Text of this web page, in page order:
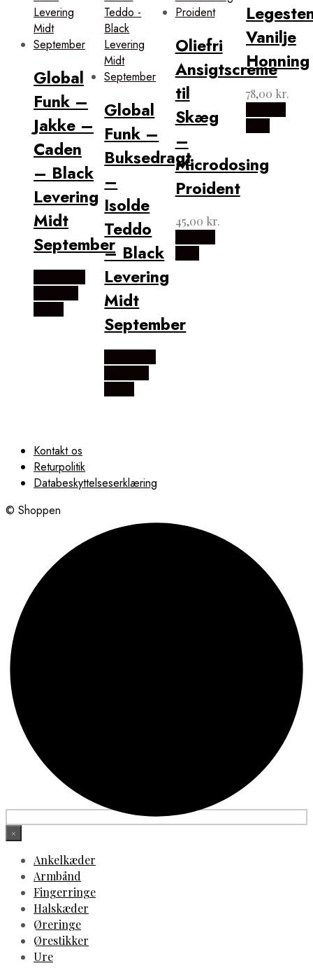
Global
Funk –
Jakke –
Caden
– Black
Levering
Midt
September
Global
Funk –
Buksedragt
–
Isolde
Teddo
– Black
Levering
Midt
September
Oliefri
Ansigtscreme
til
Skæg
–
Microdosing
Proident
45,00 kr.
Vanilje
Honning
78,00 kr.
Kontakt os
Returpolitik
Databeskyttelseserklæring
© Shoppen
×
Ankelkæder
Armbånd
Fingerringe
Halskæder
Øreringe
Ørestikker
Ure